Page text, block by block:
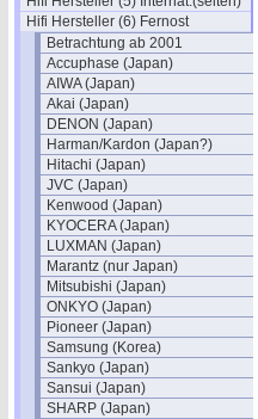
Hifi Hersteller (6) Fernost
Betrachtung ab 2001
Accuphase (Japan)
AIWA (Japan)
Akai (Japan)
DENON (Japan)
Harman/Kardon (Japan?)
Hitachi (Japan)
JVC (Japan)
Kenwood (Japan)
KYOCERA (Japan)
LUXMAN (Japan)
Marantz (nur Japan)
Mitsubishi (Japan)
ONKYO (Japan)
Pioneer (Japan)
Samsung (Korea)
Sankyo (Japan)
Sansui (Japan)
SHARP (Japan)